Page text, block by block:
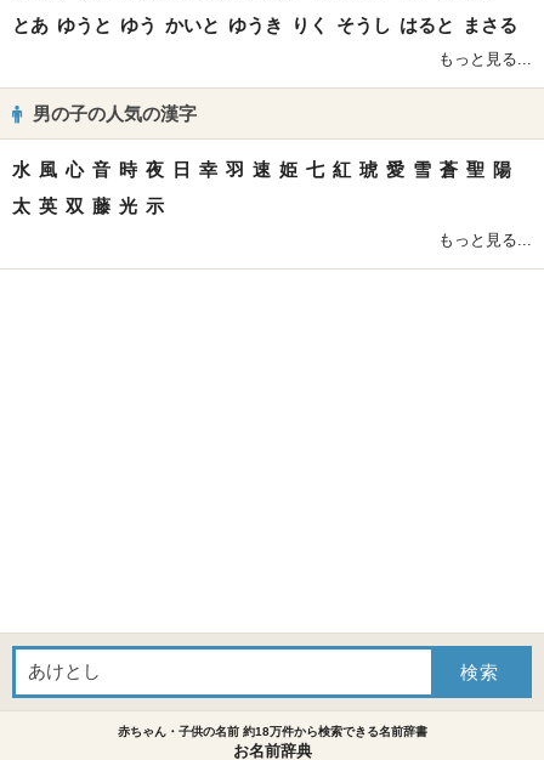
とあ ゆうと ゆう かいと ゆうき りく そうし はると まさる
もっと見る...
男の子の人気の漢字
水 風 心 音 時 夜 日 幸 羽 速 姫 七 紅 琥 愛 雪 蒼 聖 陽
太 英 双 藤 光 示
もっと見る...
赤ちゃん・子供の名前 約18万件から検索できる名前辞書
お名前辞典